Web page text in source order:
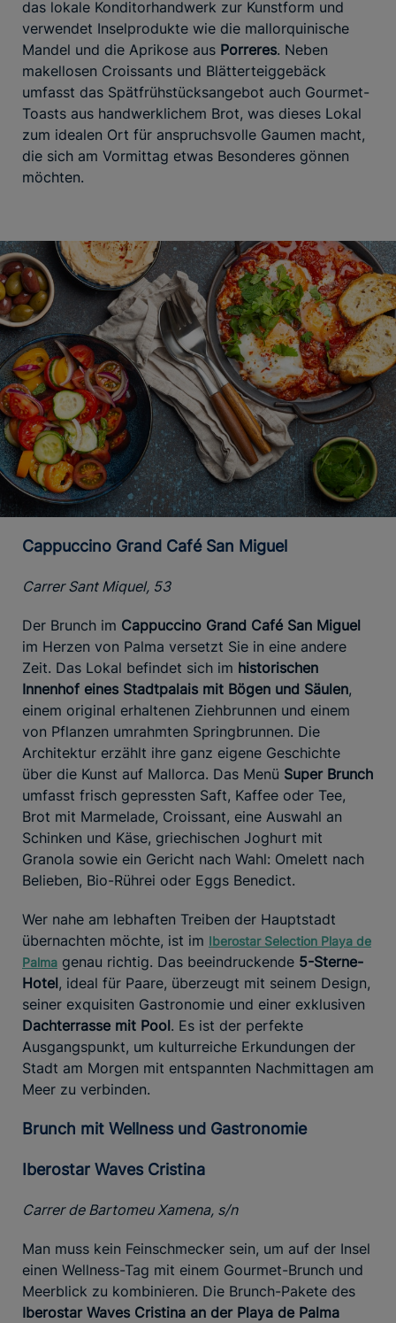
das lokale Konditorhandwerk zur Kunstform und
verwendet Inselprodukte wie die mallorquinische
Mandel und die Aprikose aus Porreres. Neben
makellosen Croissants und Blätterteiggebäck
umfasst das Spätfrühstücksangebot auch Gourmet-
Toasts aus handwerklichem Brot, was dieses Lokal
zum idealen Ort für anspruchsvolle Gaumen macht,
die sich am Vormittag etwas Besonderes gönnen
möchten.
Cappuccino Grand Café San Miguel
Carrer Sant Miquel, 53
Der Brunch im Cappuccino Grand Café San Miguel
im Herzen von Palma versetzt Sie in eine andere
Zeit. Das Lokal befindet sich im historischen
Innenhof eines Stadtpalais mit Bögen und Säulen,
einem original erhaltenen Ziehbrunnen und einem
von Pflanzen umrahmten Springbrunnen. Die
Architektur erzählt ihre ganz eigene Geschichte
über die Kunst auf Mallorca. Das Menü Super Brunch
umfasst frisch gepressten Saft, Kaffee oder Tee,
Brot mit Marmelade, Croissant, eine Auswahl an
Schinken und Käse, griechischen Joghurt mit
Granola sowie ein Gericht nach Wahl: Omelett nach
Belieben, Bio-Rührei oder Eggs Benedict.
Wer nahe am lebhaften Treiben der Hauptstadt
übernachten möchte, ist im Iberostar Selection Playa de
Palma genau richtig. Das beeindruckende 5-Sterne-
Hotel, ideal für Paare, überzeugt mit seinem Design,
seiner exquisiten Gastronomie und einer exklusiven
Dachterrasse mit Pool. Es ist der perfekte
Ausgangspunkt, um kulturreiche Erkundungen der
Stadt am Morgen mit entspannten Nachmittagen am
Meer zu verbinden.
Brunch mit Wellness und Gastronomie
Iberostar Waves Cristina
Carrer de Bartomeu Xamena, s/n
Man muss kein Feinschmecker sein, um auf der Insel
einen Wellness-Tag mit einem Gourmet-Brunch und
Meerblick zu kombinieren. Die Brunch-Pakete des
Iberostar Waves Cristina an der Playa de Palma